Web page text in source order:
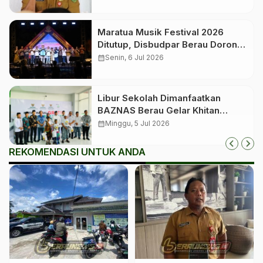
Maratua Musik Festival 2026
Ditutup, Disbudpar Berau Dorong
Event Jadi Pengungkit Pariwisata
calendar_monthSenin, 6 Jul 2026
Libur Sekolah Dimanfaatkan
BAZNAS Berau Gelar Khitan
Massal bagi 350 Anak
calendar_monthMinggu, 5 Jul 2026
REKOMENDASI UNTUK ANDA